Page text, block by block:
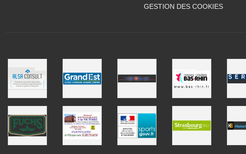
GESTION DES COOKIES